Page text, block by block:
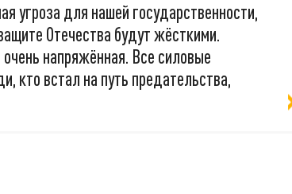
угроза для нашей государственности,
Отечества будут жёсткими.
напряжённая. Все силовые
кто встал на путь предательства,